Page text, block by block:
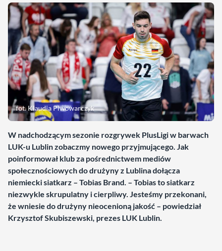
fot. Klaudia Piwowarczyk
W nadchodzącym sezonie rozgrywek PlusLigi w barwach
LUK-u Lublin zobaczmy nowego przyjmującego. Jak
poinformował klub za pośrednictwem mediów
społecznościowych do drużyny z Lublina dołącza
niemiecki siatkarz – Tobias Brand. – Tobias to siatkarz
niezwykle skrupulatny i cierpliwy. Jesteśmy przekonani,
że wniesie do drużyny nieocenioną jakość – powiedział
Krzysztof Skubiszewski, prezes LUK Lublin.